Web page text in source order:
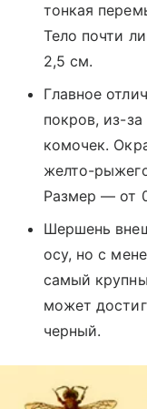
тонкая
Тело почти
2,5 см.
Главное
покров, из-
комочек.
желто-
Размер — от
Шершень
осу, но с
самый
может
черный.